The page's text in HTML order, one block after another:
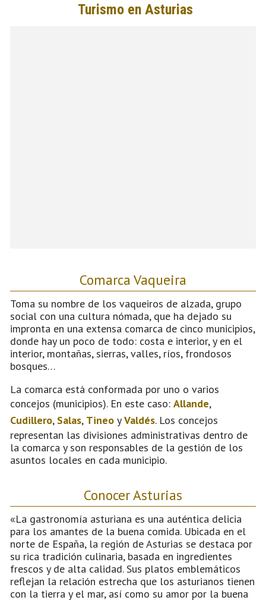
Comarca Vaqueira
Toma su nombre de los vaqueiros de alzada, grupo
social con una cultura nómada, que ha dejado su
impronta en una extensa comarca de cinco municipios,
donde hay un poco de todo: costa e interior, y en el
interior, montañas, sierras, valles, ríos, frondosos
bosques…
La comarca está conformada por uno o varios
concejos (municipios). En este caso: Allande,
Cudillero, Salas, Tineo yValdés. Los concejos
representan las divisiones administrativas dentro de
la comarca y son responsables de la gestión de los
asuntos locales en cada municipio.
Conocer Asturias
«La gastronomía asturiana es una auténtica delicia
para los amantes de la buena comida. Ubicada en el
norte de España, la región de Asturias se destaca por
su rica tradición culinaria, basada en ingredientes
frescos y de alta calidad. Sus platos emblemáticos
reflejan la relación estrecha que los asturianos tienen
con la tierra y el mar, así como su amor por la buena